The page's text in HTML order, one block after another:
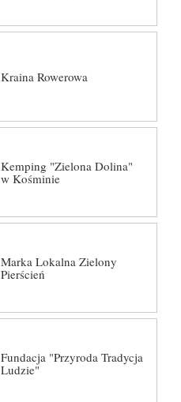
Kraina Rowerowa
Kemping "Zielona Dolina"
w Kośminie
Marka Lokalna Zielony
Pierścień
Fundacja "Przyroda Tradycja
Ludzie"